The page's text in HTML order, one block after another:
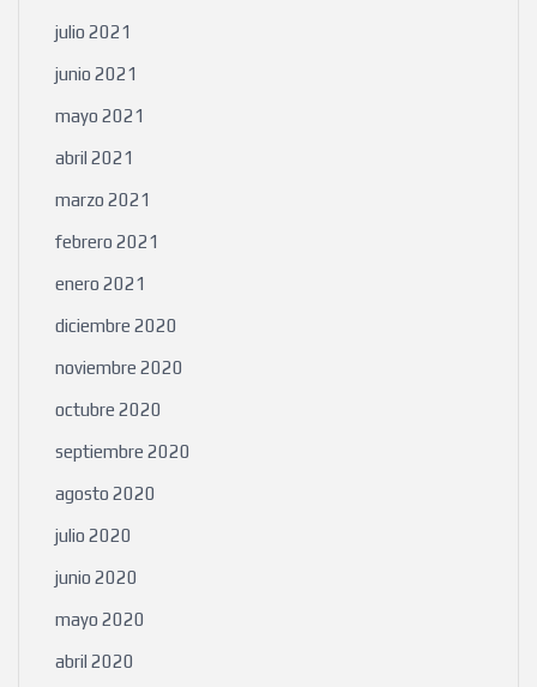
julio 2021
junio 2021
mayo 2021
abril 2021
marzo 2021
febrero 2021
enero 2021
diciembre 2020
noviembre 2020
octubre 2020
septiembre 2020
agosto 2020
julio 2020
junio 2020
mayo 2020
abril 2020